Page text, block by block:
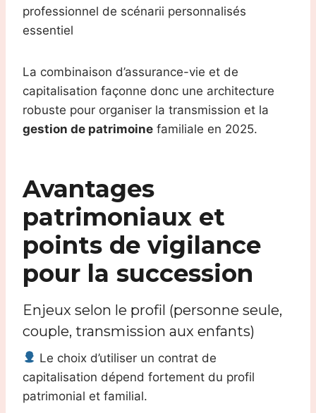
professionnel de scénarii personnalisés
essentiel
La combinaison d’assurance-vie et de
capitalisation façonne donc une architecture
robuste pour organiser la transmission et la
gestion de patrimoine familiale en 2025.
Avantages
patrimoniaux et
points de vigilance
pour la succession
Enjeux selon le profil (personne seule,
couple, transmission aux enfants)
Le choix d’utiliser un contrat de
capitalisation dépend fortement du profil
patrimonial et familial.